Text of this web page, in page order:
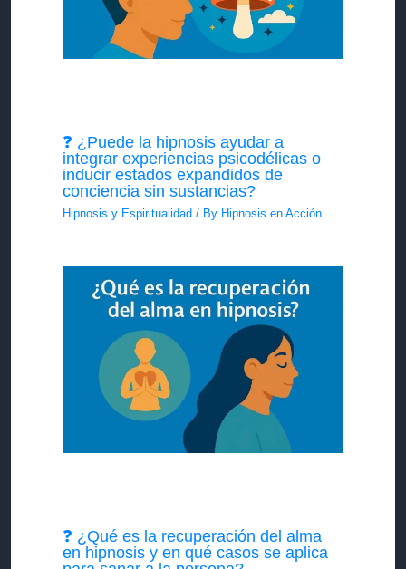
❓ ¿Puede la hipnosis ayudar a
integrar experiencias psicodélicas o
inducir estados expandidos de
conciencia sin sustancias?
Hipnosis y Espiritualidad / By Hipnosis en Acción
❓ ¿Qué es la recuperación del alma
en hipnosis y en qué casos se aplica